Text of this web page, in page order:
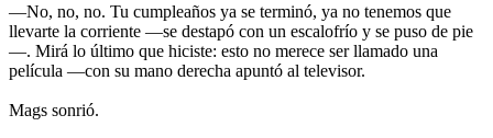
—No, no, no. Tu cumpleaños ya se terminó, ya no tenemos que
llevarte la corriente —se destapó con un escalofrío y se puso de pie
—. Mirá lo último que hiciste: esto no merece ser llamado una
película —con su mano derecha apuntó al televisor.
Mags sonrió.